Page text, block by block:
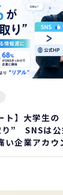
ト】大学生
” SNSは公
い企業アカウ